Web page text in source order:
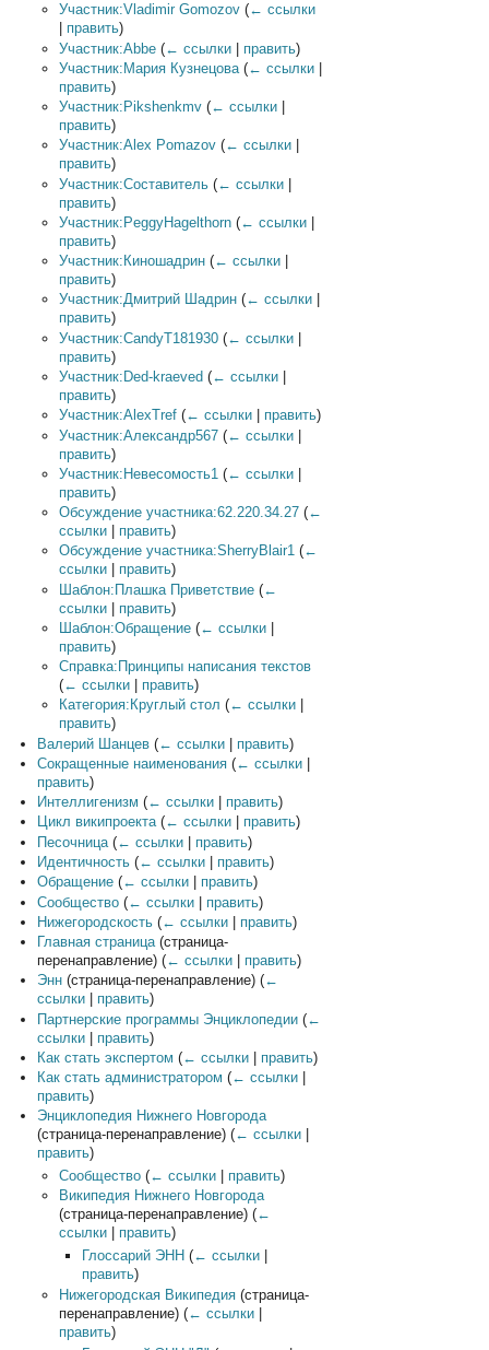
Участник:Vladimir Gomozov (← ссылки
править)
Участник:Abbe (← ссылки | править)
Участник:Мария Кузнецова (← ссылки
править)
Участник:Pikshenkmv (← ссылки
править)
Участник:Alex Pomazov (← ссылки
править)
Участник:Составитель (← ссылки |
править)
Участник:PeggyHagelthorn (← ссылки
править)
Участник:Киношадрин (← ссылки
править)
Участник:Дмитрий Шадрин (← ссылки
править)
Участник:CandyT181930 (← ссылки |
править)
Участник:Ded-kraeved (← ссылки
править)
Участник:AlexTref (← ссылки править)
Участник:Александр567 (← ссылки |
править)
Участник:Невесомость1 (← ссылки
править)
Обсуждение участника:62.220.34.27 (←
ссылки
править)
Обсуждение участника:SherryBlair1 (←
ссылки
править)
Шаблон:Плашка Приветствие (←
ссылки | править)
Шаблон:Обращение (← ссылки
править)
Справка:Принципы написания текстов
(← ссылки править)
Категория:Круглый стол (← ссылки
править)
Валерий Шанцев (← ссылки| править)
Сокращенные наименования (← ссылки|
править)
Интеллигенизм (← ссылки| править)
Цикл википроекта (← ссылки| править)
Песочница (← ссылки| править)
Идентичность (← ссылки| править)
Обращение (← ссылки| править)
Сообщество (← ссылки| править)
Нижегородскость (← ссылки| править)
Главная страница(страница-
перенаправление) (← ссылки| править)
Энн(страница-перенаправление) (←
ссылки| править)
Партнерские программы Энциклопедии (←
ссылки| править)
Как стать экспертом (← ссылки| править)
Как стать администратором (← ссылки|
править)
Энциклопедия Нижнего Новгорода
(страница-перенаправление) (← ссылки|
править)
Сообщество (← ссылки править)
Википедия Нижнего Новгорода
(страница-перенаправление)(←
ссылки
править)
Глоссарий ЭНН (← ссылки|
править)
Нижегородская Википедия (страница-
перенаправление)(← ссылки |
править)